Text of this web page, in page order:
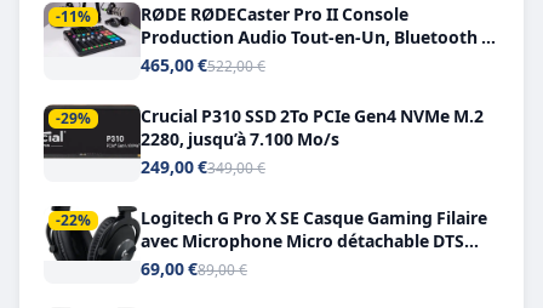
-11%
RØDE RØDECaster Pro II Console
Production Audio Tout-en-Un, Bluetooth et
Double USB-C
465,00 €522,00 €
-29%
Crucial P310 SSD 2To PCIe Gen4 NVMe M.2
2280, jusqu’à 7.100 Mo/s
249,00 €349,00 €
-22%
Logitech G Pro X SE Casque Gaming Filaire
avec Microphone Micro détachable DTS
Headphone X 7.1
69,00 €89,00 €